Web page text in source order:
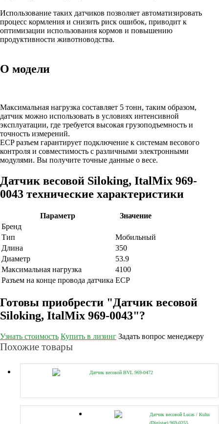
Использование таких датчиков позволяет автоматизировать
процесс кормления и снизить риск ошибок, приводит к
оптимизации использования кормов и повышению
продуктивности животноводства.
О модели
Максимальная нагрузка составляет 5 тонн, таким образом,
датчик можно использовать в условиях интенсивной
эксплуатации, где требуется высокая грузоподъемность и
точность измерений.
ECP разъем гарантирует подключение к системам весового
контроля и совместимость с различными электронными
модулями. Вы получите точные данные о весе.
Датчик весовой Siloking, ItalMix 969-
0043 технические характеристики
Параметр
Значение
Бренд
Тип
Мобильный
Длина
350
Диаметр
53.9
Максимальная нагрузка
4100
Разъем на конце провода датчика ECP
Готовы приобрести "Датчик весовой
Siloking, ItalMix 969-0043"?
Узнать стоимость Купить в лизинг Задать вопрос менеджеру
Похожие товары
Датчик весовой BVL 969-0472
Датчик весовой Lucas / Kuhn
(Digistar) 969-0255